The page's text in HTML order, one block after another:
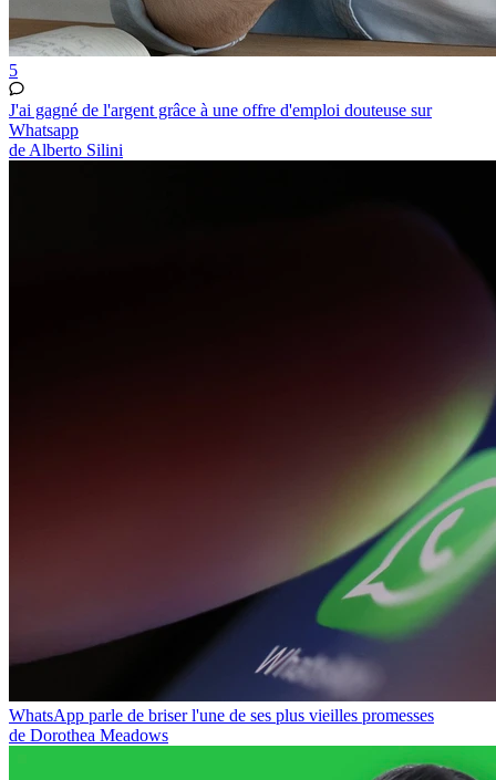
5
J'ai gagné de l'argent grâce à une offre d'emploi douteuse sur
Whatsapp
de Alberto Silini
WhatsApp parle de briser l'une de ses plus vieilles promesses
de Dorothea Meadows